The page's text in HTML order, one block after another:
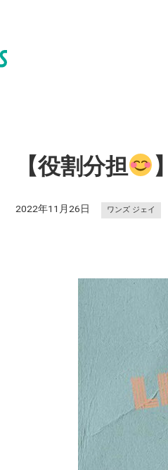
【役割分担 】
2022年11月26日 ワンズ ジェイ